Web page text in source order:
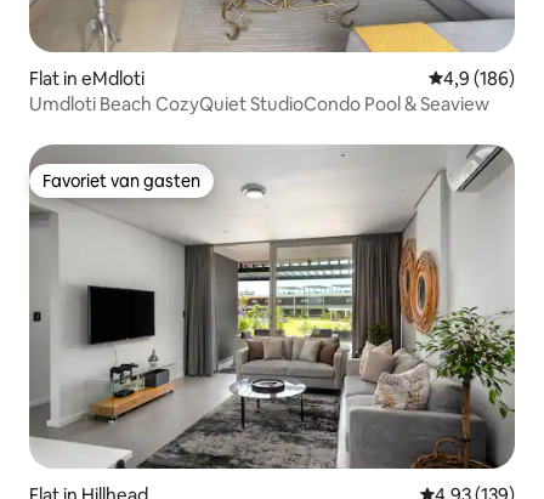
Flat in eMdloti Gemiddelde
4,9 (186)
Umdloti Beach CozyQuiet StudioCondo Pool & Seaview
Favoriet van gasten
Favoriet van gasten